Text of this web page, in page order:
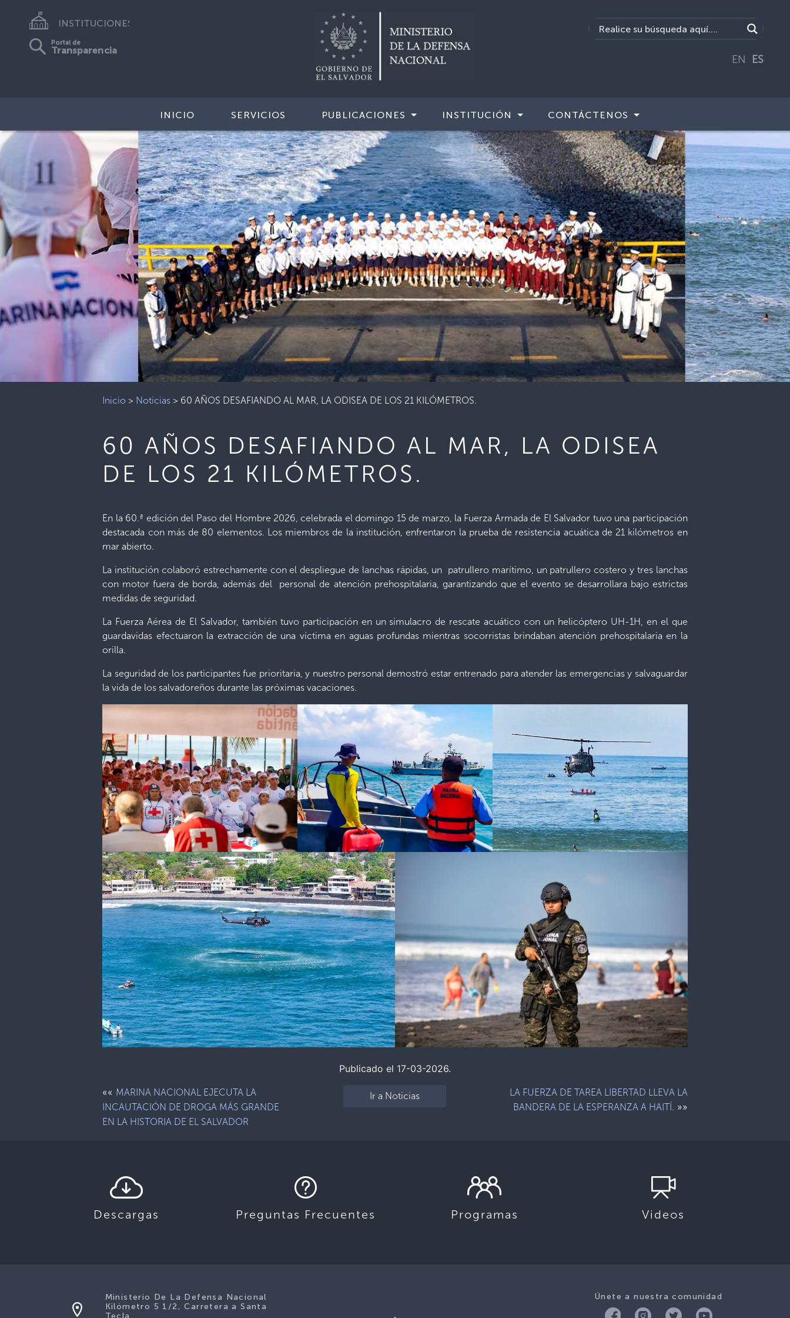
INSTITUCIONES
Portal de
Transparencia
EN ES
INICIO SERVICIOS PUBLICACIONES INSTITUCIÓN CONTÁCTENOS
Inicio > Noticias > 60 AÑOS DESAFIANDO AL MAR, LA ODISEA DE LOS 21 KILÓMETROS.
60 AÑOS DESAFIANDO AL MAR, LA ODISEA
DE LOS 21 KILÓMETROS.
En la 60.ª edición del Paso del Hombre 2026, celebrada el domingo 15 de marzo, la Fuerza Armada de El Salvador tuvo una participación
destacada con más de 80 elementos. Los miembros de la institución, enfrentaron la prueba de resistencia acuática de 21 kilómetros en
mar abierto.
La institución colaboró estrechamente con el despliegue de lanchas rápidas, un patrullero marítimo, un patrullero costero y tres lanchas
con motor fuera de borda, además del personal de atención prehospitalaria, garantizando que el evento se desarrollara bajo estrictas
medidas de seguridad.
La Fuerza Aérea de El Salvador, también tuvo participación en un simulacro de rescate acuático con un helicóptero UH-1H, en el que
guardavidas efectuaron la extracción de una víctima en aguas profundas mientras socorristas brindaban atención prehospitalaria en la
orilla.
La seguridad de los participantes fue prioritaria, y nuestro personal demostró estar entrenado para atender las emergencias y salvaguardar
la vida de los salvadoreños durante las próximas vacaciones.
Publicado el 17-03-2026.
«« MARINA NACIONAL EJECUTA LA
INCAUTACIÓN DE DROGA MÁS GRANDE
EN LA HISTORIA DE EL SALVADOR
Ir a Noticias
LA FUERZA DE TAREA LIBERTAD LLEVA LA
BANDERA DE LA ESPERANZA A HAITÍ. »»
Descargas Preguntas Frecuentes Programas Videos
Únete a nuestra comunidad
Ministerio De La Defensa Nacional
Kilómetro 5 1/2, Carretera a Santa